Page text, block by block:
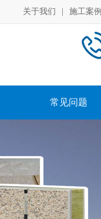
关于我们 施工案例
常见问题